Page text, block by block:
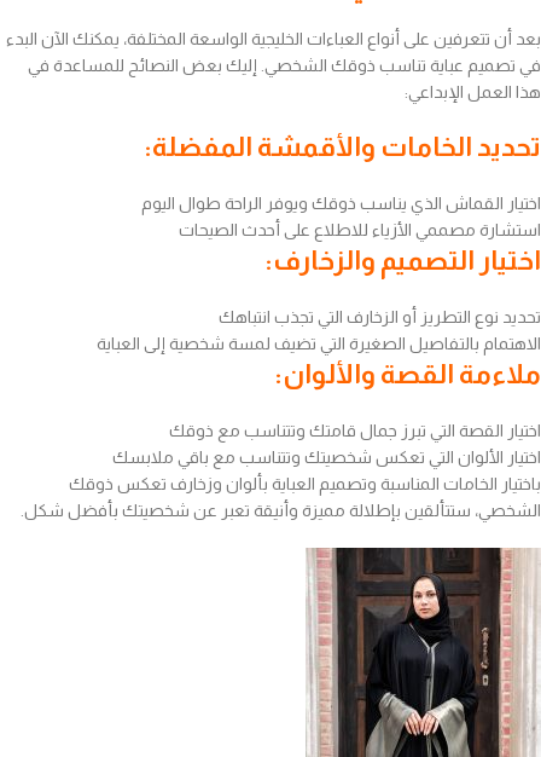
بعد أن تتعرفين على أنواع العباءات الخليجية الواسعة المختلفة، يمكنك الآن البدء
في تصميم عباية تناسب ذوقك الشخصي. إليك بعض النصائح للمساعدة في
هذا العمل الإبداعي:
تحديد الخامات والأقمشة المفضلة:
اختيار القماش الذي يناسب ذوقك ويوفر الراحة طوال اليوم
استشارة مصممي الأزياء للاطلاع على أحدث الصيحات
اختيار التصميم والزخارف:
تحديد نوع التطريز أو الزخارف التي تجذب انتباهك
الاهتمام بالتفاصيل الصغيرة التي تضيف لمسة شخصية إلى العباية
ملاءمة القصة والألوان:
اختيار القصة التي تبرز جمال قامتك وتتناسب مع ذوقك
اختيار الألوان التي تعكس شخصيتك وتتناسب مع باقي ملابسك
باختيار الخامات المناسبة وتصميم العباية بألوان وزخارف تعكس ذوقك
الشخصي، ستتألقين بإطلالة مميزة وأنيقة تعبر عن شخصيتك بأفضل شكل.